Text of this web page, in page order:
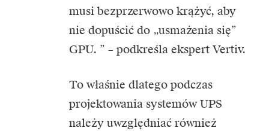
musi bezprzerwowo krążyć, aby
nie dopuścić do „usmażenia się”
GPU. ” – podkreśla ekspert Vertiv.
To właśnie dlatego podczas
projektowania systemów UPS
należy uwzględniać również